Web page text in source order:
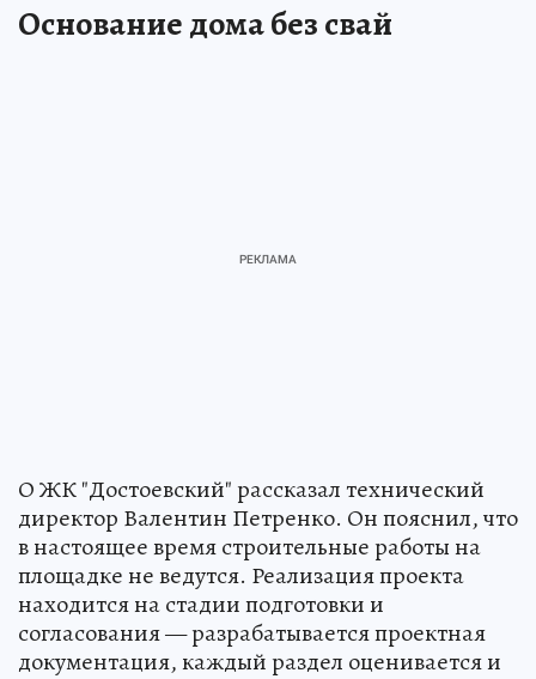
Основание дома без свай
О ЖК "Достоевский" рассказал технический
директор Валентин Петренко. Он пояснил, что
в настоящее время строительные работы на
площадке не ведутся. Реализация проекта
находится на стадии подготовки и
согласования — разрабатывается проектная
документация, каждый раздел оценивается и